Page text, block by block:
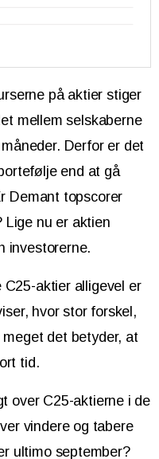
på aktier stiger
mellem selskaberne
Derfor er det
end at gå
Demant topscorer
Lige nu er aktien
investorerne.
C25-aktier alligevel er
hvor stor forskel,
det betyder, at
tid.
over C25-aktierne i de
vindere og tabere
ultimo september?